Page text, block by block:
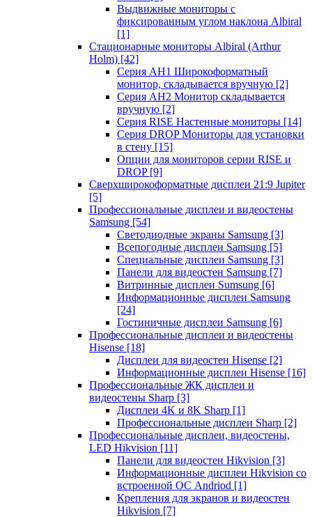
Выдвижные мониторы с
фиксированным углом наклона Albiral
[1]
Стационарные мониторы Albiral (Arthur
Holm) [42]
Серия AH1 Широкоформатный
монитор, складывается вручную [2]
Серия AH2 Монитор складывается
вручную [2]
Серия RISE Настенные мониторы [14]
Серия DROP Мониторы для установки
в стену [15]
Опции для мониторов серии RISE и
DROP [9]
Сверхширокоформатные дисплеи 21:9 Jupiter
[5]
Профессиональные дисплеи и видеостены
Samsung [54]
Светодиодные экраны Samsung [3]
Всепогодные дисплеи Samsung [5]
Специальные дисплеи Samsung [3]
Панели для видеостен Samsung [7]
Витринные дисплеи Sumsung [6]
Информационные дисплеи Samsung
[24]
Гостиничные дисплеи Samsung [6]
Профессиональные дисплеи и видеостены
Hisense [18]
Дисплеи для видеостен Hisense [2]
Информационные дисплеи Hisense [16]
Профессиональные ЖК дисплеи и
видеостены Sharp [3]
Дисплеи 4K и 8K Sharp [1]
Профессиональные дисплеи Sharp [2]
Профессиональные дисплеи, видеостены,
LED Hikvision [11]
Панели для видеостен Hikvision [3]
Информационные дисплеи Hikvision со
встроенной ОС Andriod [1]
Крепления для экранов и видеостен
Hikvision [7]